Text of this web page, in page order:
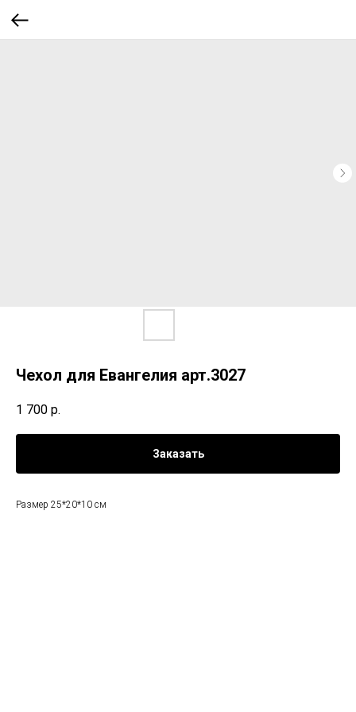
Чехол для Евангелия арт.3027
1 700 р.
Заказать
Размер 25*20*10 см